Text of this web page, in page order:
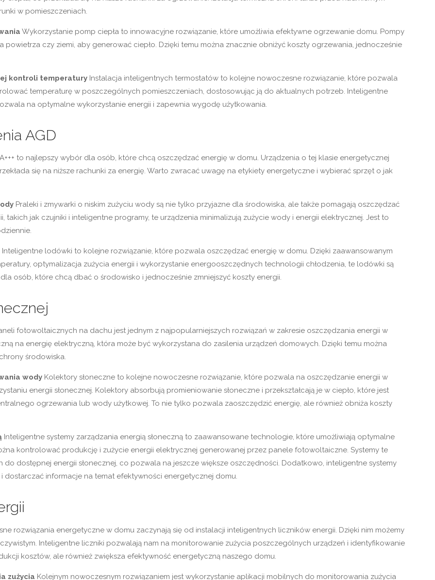
w pomieszczeniach.
Wykorzystanie pomp ciepła to innowacyjne rozwiązanie, które umożliwia efektywne ogrzewanie domu. Pompy
powietrza czy ziemi, aby generować ciepło. Dzięki temu można znacznie obniżyć koszty ogrzewania, jednocześnie
kontroli temperatury Instalacja inteligentnych termostatów to kolejne nowoczesne rozwiązanie, które pozwala
temperaturę w poszczególnych pomieszczeniach, dostosowując ją do aktualnych potrzeb. Inteligentne
na optymalne wykorzystanie energii i zapewnia wygodę użytkowania.
AGD
to najlepszy wybór dla osób, które chcą oszczędzać energię w domu. Urządzenia o tej klasie energetycznej
się na niższe rachunki za energię. Warto zwracać uwagę na etykiety energetyczne i wybierać sprzęt o jak
Praleki i zmywarki o niskim zużyciu wody są nie tylko przyjazne dla środowiska, ale także pomagają oszczędzać
jak czujniki i inteligentne programy, te urządzenia minimalizują zużycie wody i energii elektrycznej. Jest to
Inteligentne lodówki to kolejne rozwiązanie, które pozwala oszczędzać energię w domu. Dzięki zaawansowanym
optymalizacja zużycia energii i wykorzystanie energooszczędnych technologii chłodzenia, te lodówki są
osób, które chcą dbać o środowisko i jednocześnie zmniejszyć koszty energii.
fotowoltaicznych na dachu jest jednym z najpopularniejszych rozwiązań w zakresie oszczędzania energii w
na energię elektryczną, która może być wykorzystana do zasilenia urządzeń domowych. Dzięki temu można
środowiska.
wody Kolektory słoneczne to kolejne nowoczesne rozwiązanie, które pozwala na oszczędzanie energii w
energii słonecznej. Kolektory absorbują promieniowanie słoneczne i przekształcają je w ciepło, które jest
ogrzewania lub wody użytkowej. To nie tylko pozwala zaoszczędzić energię, ale również obniża koszty
Inteligentne systemy zarządzania energią słoneczną to zaawansowane technologie, które umożliwiają optymalne
kontrolować produkcję i zużycie energii elektrycznej generowanej przez panele fotowoltaiczne. Systemy te
dostępnej energii słonecznej, co pozwala na jeszcze większe oszczędności. Dodatkowo, inteligentne systemy
dostarczać informacje na temat efektywności energetycznej domu.
rozwiązania energetyczne w domu zaczynają się od instalacji inteligentnych liczników energii. Dzięki nim możemy
Inteligentne liczniki pozwalają nam na monitorowanie zużycia poszczególnych urządzeń i identyfikowanie
kosztów, ale również zwiększa efektywność energetyczną naszego domu.
zużycia Kolejnym nowoczesnym rozwiązaniem jest wykorzystanie aplikacji mobilnych do monitorowania zużycia